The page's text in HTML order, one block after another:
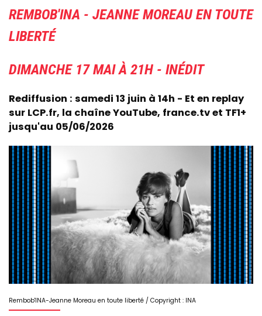
REMBOB'INA - JEANNE MOREAU EN TOUTE
LIBERTÉ
DIMANCHE 17 MAI À 21H - INÉDIT
Rediffusion : samedi 13 juin à 14h - Et en replay
sur LCP.fr, la chaîne YouTube, france.tv et TF1+
jusqu'au 05/06/2026
Image
Rembob'INA-Jeanne Moreau en toute liberté / Copyright : INA